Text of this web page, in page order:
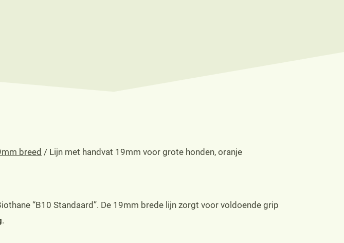
breed / Lijn met handvat 19mm voor grote honden, oranje
“B10 Standaard”. De 19mm brede lijn zorgt voor voldoende grip
.